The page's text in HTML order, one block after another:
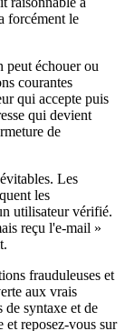
forcément le
peut échouer ou
courantes
qui accepte puis
qui devient
de
Les
les
utilisateur vérifié.
reçu l'e-mail »
frauduleuses et
aux vrais
de syntaxe et de
et reposez-vous sur